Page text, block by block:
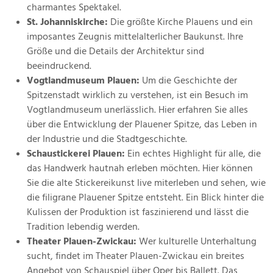
charmantes Spektakel.
St. Johanniskirche: Die größte Kirche Plauens und ein
imposantes Zeugnis mittelalterlicher Baukunst. Ihre
Größe und die Details der Architektur sind
beeindruckend.
Vogtlandmuseum Plauen: Um die Geschichte der
Spitzenstadt wirklich zu verstehen, ist ein Besuch im
Vogtlandmuseum unerlässlich. Hier erfahren Sie alles
über die Entwicklung der Plauener Spitze, das Leben in
der Industrie und die Stadtgeschichte.
Schaustickerei Plauen: Ein echtes Highlight für alle, die
das Handwerk hautnah erleben möchten. Hier können
Sie die alte Stickereikunst live miterleben und sehen, wie
die filigrane Plauener Spitze entsteht. Ein Blick hinter die
Kulissen der Produktion ist faszinierend und lässt die
Tradition lebendig werden.
Theater Plauen-Zwickau: Wer kulturelle Unterhaltung
sucht, findet im Theater Plauen-Zwickau ein breites